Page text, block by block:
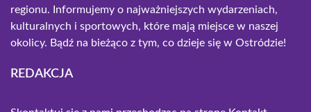
regionu. Informujemy o najważniejszych wydarzeniach,
kulturalnych i sportowych, które mają miejsce w naszej
okolicy. Bądź na bieżąco z tym, co dzieje się w Ostródzie!
REDAKCJA